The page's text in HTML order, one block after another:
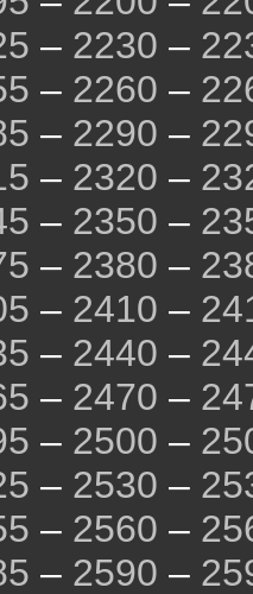
– 2230 –
– 2260 –
– 2290 –
– 2320 –
– 2350 –
– 2380 –
– 2410 –
– 2440 –
– 2470 –
– 2500 –
– 2530 –
– 2560 –
– 2590 –